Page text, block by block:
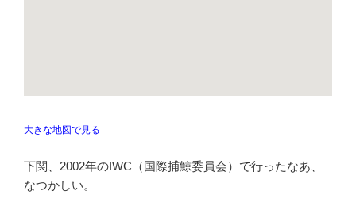
大きな地図で見る
下関、2002年のIWC（国際捕鯨委員会）で行ったなあ、
なつかしい。